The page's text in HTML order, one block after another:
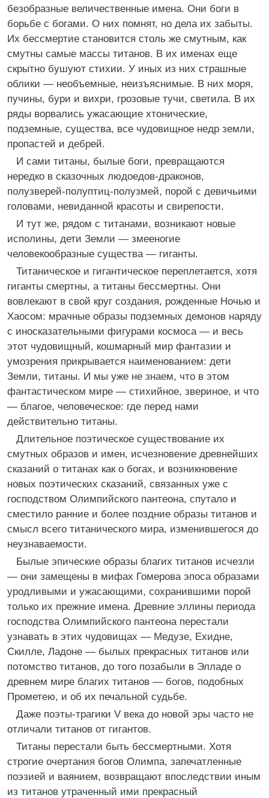
безобразные величественные имена. Они боги в
борьбе с богами. О них помнят, но дела их забыты.
Их бессмертие становится столь же смутным, как
смутны самые массы титанов. В их именах еще
скрытно бушуют стихии. У иных из них страшные
облики — необъемные, неизъяснимые. В них моря,
пучины, бури и вихри, грозовые тучи, светила. В их
ряды ворвались ужасающие хтонические,
подземные, существа, все чудовищное недр земли,
пропастей и дебрей.
И сами титаны, былые боги, превращаются
нередко в сказочных людоедов-драконов,
полузверей-полуптиц-полузмей, порой с девичьими
головами, невиданной красоты и свирепости.
И тут же, рядом с титанами, возникают новые
исполины, дети Земли — змееногие
человекообразные существа — гиганты.
Титаническое и гигантическое переплетается, хотя
гиганты смертны, а титаны бессмертны. Они
вовлекают в свой круг создания, рожденные Ночью и
Хаосом: мрачные образы подземных демонов наряду
с иносказательными фигурами космоса — и весь
этот чудовищный, кошмарный мир фантазии и
умозрения прикрывается наименованием: дети
Земли, титаны. И мы уже не знаем, что в этом
фантастическом мире — стихийное, звериное, и что
— благое, человеческое: где перед нами
действительно титаны.
Длительное поэтическое существование их
смутных образов и имен, исчезновение древнейших
сказаний о титанах как о богах, и возникновение
новых поэтических сказаний, связанных уже с
господством Олимпийского пантеона, спутало и
сместило ранние и более поздние образы титанов и
смысл всего титанического мира, изменившегося до
неузнаваемости.
Былые эпические образы благих титанов исчезли
— они замещены в мифах Гомерова эпоса образами
уродливыми и ужасающими, сохранившими порой
только их прежние имена. Древние эллины периода
господства Олимпийского пантеона перестали
узнавать в этих чудовищах — Медузе, Ехидне,
Скилле, Ладоне — былых прекрасных титанов или
потомство титанов, до того позабыли в Элладе о
древнем мире благих титанов — богов, подобных
Прометею, и об их печальной судьбе.
Даже поэты-трагики V века до новой эры часто не
отличали титанов от гигантов.
Титаны перестали быть бессмертными. Хотя
строгие очертания богов Олимпа, запечатленные
поэзией и ваянием, возвращают впоследствии иным
из титанов утраченный ими прекрасный